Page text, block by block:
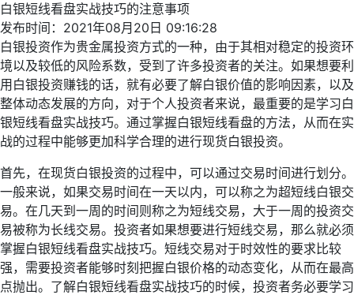
白银短线看盘实战技巧的注意事项
发布时间：2021年08月20日 09:16:28
白银投资作为贵金属投资方式的一种，由于其相对稳定的投资环
境以及较低的风险系数，受到了许多投资者的关注。如果想要利
用白银投资赚钱的话，就有必要了解白银价值的影响因素，以及
整体动态发展的方向，对于个人投资者来说，最重要的是学习白
银短线看盘实战技巧。通过掌握白银短线看盘的方法，从而在实
战的过程中能够更加科学合理的进行现货白银投资。
首先，在现货白银投资的过程中，可以通过交易时间进行划分。
一般来说，如果交易时间在一天以内，可以称之为超短线白银交
易。在几天到一周的时间则称之为短线交易，大于一周的投资交
易被称为长线交易。投资者如果想要进行短线交易，那么就必须
掌握白银短线看盘实战技巧。短线交易对于时效性的要求比较
强，需要投资者能够时刻把握白银价格的动态变化，从而在最高
点抛出。了解白银短线看盘实战技巧的时候，投资者务必要学习